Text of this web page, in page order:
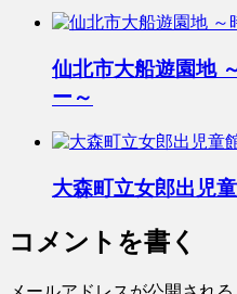
仙北市大船遊園地
ー～
大森町立女郎出児
コメントを書く